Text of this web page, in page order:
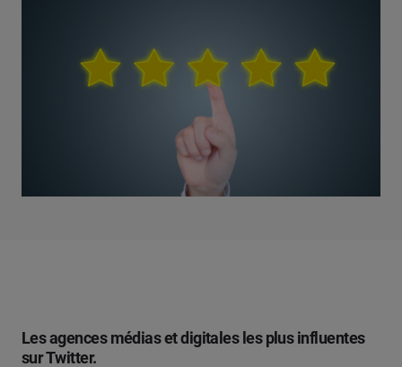
Les agences médias et digitales les plus influentes
sur Twitter.